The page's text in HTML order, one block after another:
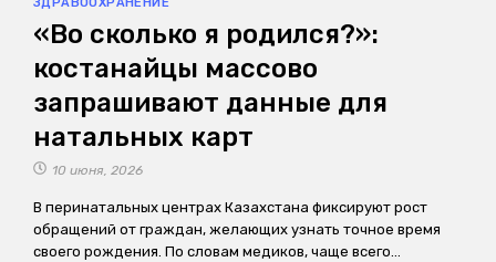
ЗДРАВООХРАНЕНИЕ
«Во сколько я родился?»:
костанайцы массово
запрашивают данные для
натальных карт
10 июня, 2026
В перинатальных центрах Казахстана фиксируют рост
обращений от граждан, желающих узнать точное время
своего рождения. По словам медиков, чаще всего…